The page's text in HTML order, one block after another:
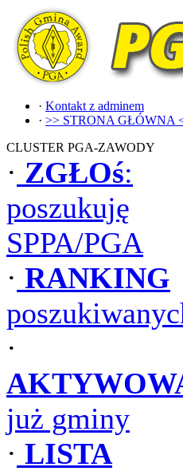
· Kontakt z adminem
· >> STRONA GŁÓWNA
CLUSTER PGA-ZAWODY
· ZGŁOś:
poszukuję
SPPA/PGA
· RANKING
·
już gminy
· LISTA